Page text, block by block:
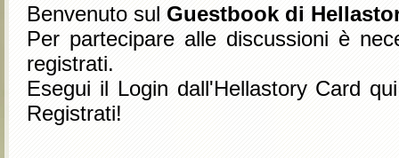
Benvenuto sul Guestbook di
Per partecipare alle discussioni è
registrati.
Esegui il Login dall'Hellastory Card
Registrati!